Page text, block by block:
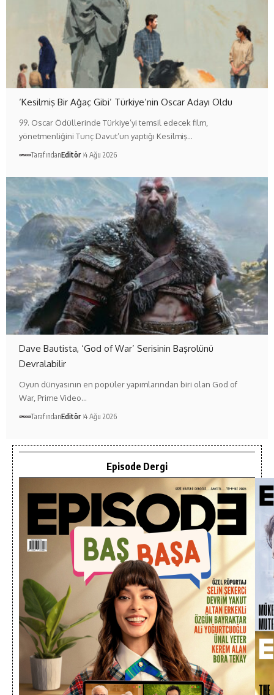
‘Kesilmiş Bir Ağaç Gibi’ Türkiye’nin Oscar Adayı Oldu
99. Oscar Ödüllerinde Türkiye’yi temsil edecek film,
yönetmenliğini Tunç Davut’un yaptığı Kesilmiş…
TarafındanEditör 4 Ağu 2026
Dave Bautista, ‘God of War’ Serisinin Başrolünü
Devralabilir
Oyun dünyasının en popüler yapımlarından biri olan God of
War, Prime Video…
TarafındanEditör 4 Ağu 2026
Episode Dergi